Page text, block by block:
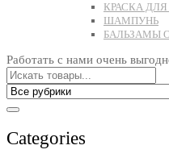
КРАСКА
ШАМПУНЬ
БАЛЬЗАМЫ
Работать с нами очень
Categories